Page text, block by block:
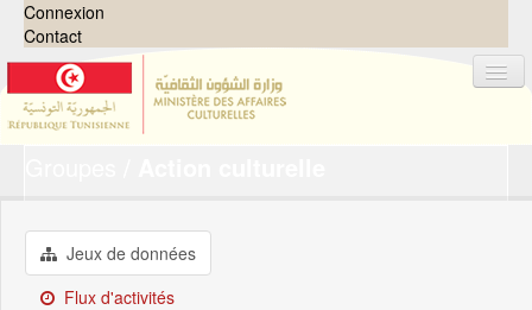
Connexion
Contact
Groupes
Demandes
Jeux de données
Flux d'activités